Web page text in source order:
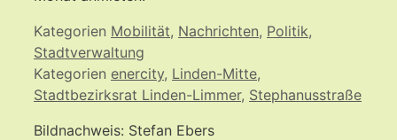
Kategorien Mobilität, Nachrichten, Politik,
Stadtverwaltung
Kategorien enercity, Linden-Mitte,
Stadtbezirksrat Linden-Limmer, Stephanusstraße
Bildnachweis: Stefan Ebers